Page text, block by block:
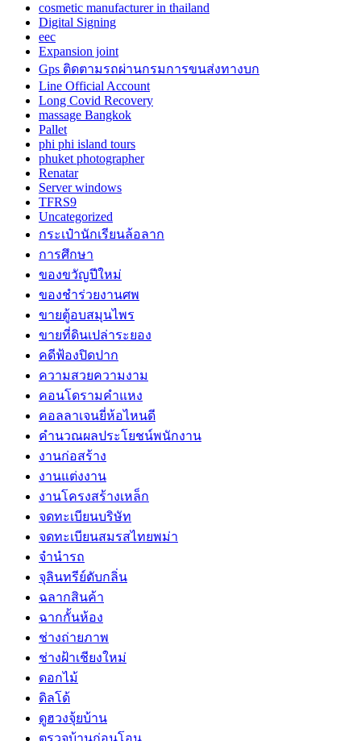
cosmetic manufacturer in thailand
Digital Signing
eec
Expansion joint
Gps ติดตามรถผ่านกรมการขนส่งทางบก
Line Official Account
Long Covid Recovery
massage Bangkok
Pallet
phi phi island tours
phuket photographer
Renatar
Server windows
TFRS9
Uncategorized
กระเป๋านักเรียนล้อลาก
การศึกษา
ของขวัญปีใหม่
ของชำร่วยงานศพ
ขายตู้อบสมุนไพร
ขายที่ดินเปล่าระยอง
คดีฟ้องปิดปาก
ความสวยความงาม
คอนโดรามคำแหง
คอลลาเจนยี่ห้อไหนดี
คำนวณผลประโยชน์พนักงาน
งานก่อสร้าง
งานแต่งงาน
งานโครงสร้างเหล็ก
จดทะเบียนบริษัท
จดทะเบียนสมรสไทยพม่า
จำนำรถ
จุลินทรีย์ดับกลิ่น
ฉลากสินค้า
ฉากกั้นห้อง
ช่างถ่ายภาพ
ช่างฝ้าเชียงใหม่
ดอกไม้
ดิลโด้
ดูฮวงจุ้ยบ้าน